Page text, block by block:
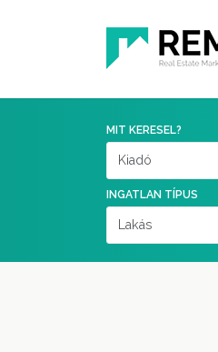
MIT KERESEL?
INGATLAN TÍPUS